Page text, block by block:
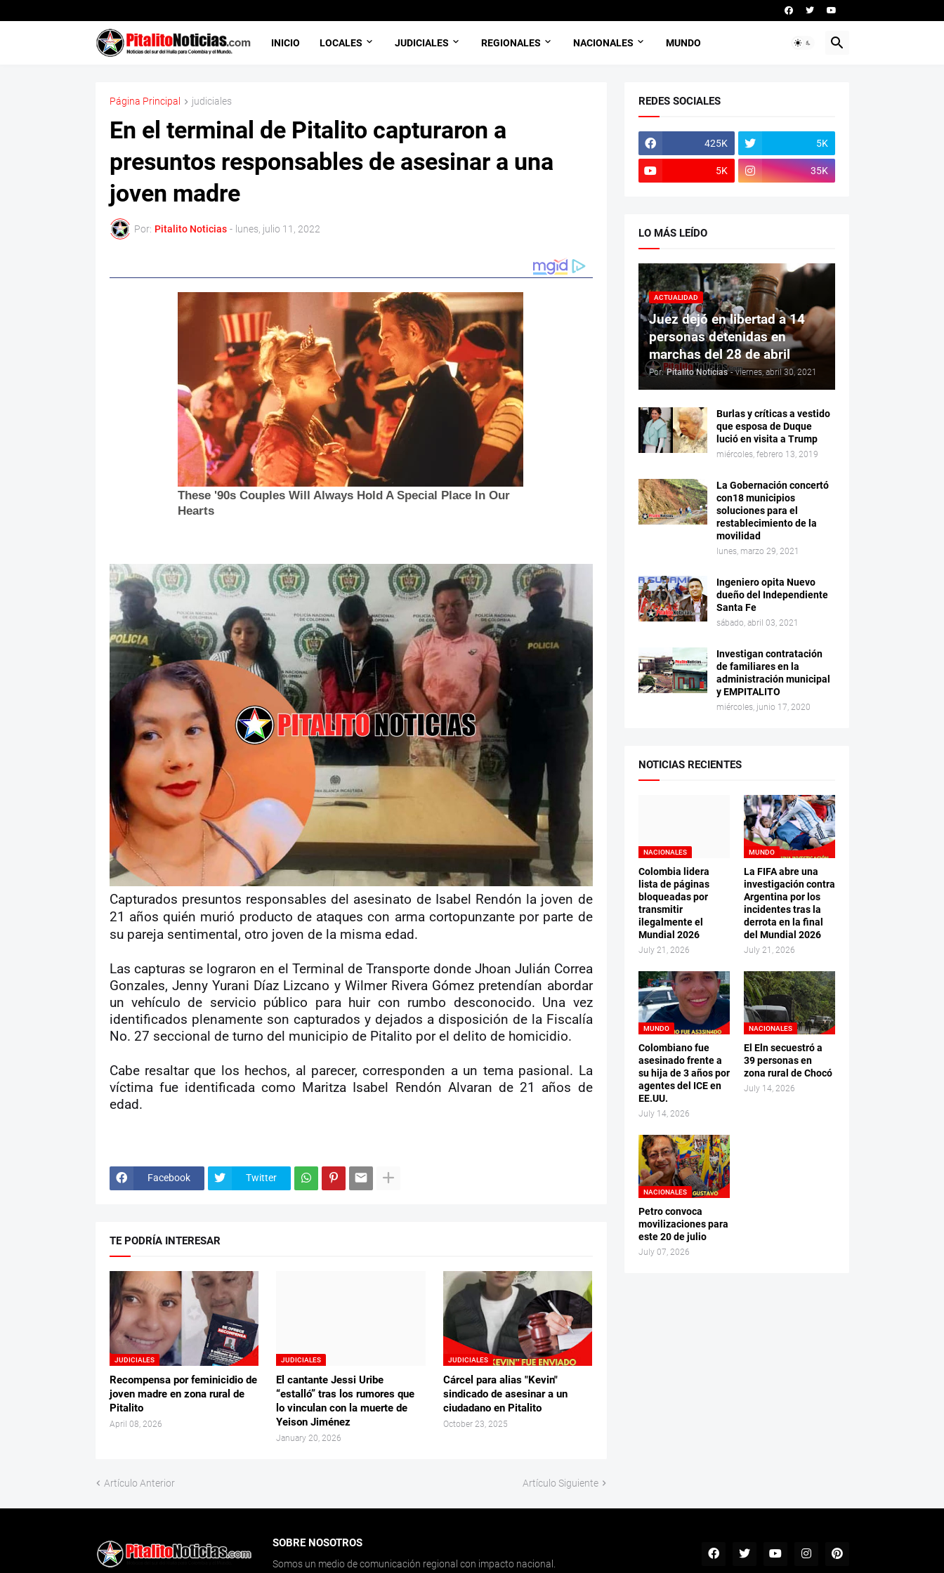
INICIO LOCALES JUDICIALES REGIONALES NACIONALES MUNDO
Página Principal judiciales
En el terminal de Pitalito capturaron a
presuntos responsables de asesinar a una
joven madre
Por: Pitalito Noticias - lunes, julio 11, 2022
Capturados presuntos responsables del asesinato de Isabel Rendón la joven de
21 años quién murió producto de ataques con arma cortopunzante por parte de
su pareja sentimental, otro joven de la misma edad.
Las capturas se lograron en el Terminal de Transporte donde Jhoan Julián Correa
Gonzales, Jenny Yurani Díaz Lizcano y Wilmer Rivera Gómez pretendían abordar
un vehículo de servicio público para huir con rumbo desconocido. Una vez
identificados plenamente son capturados y dejados a disposición de la Fiscalía
No. 27 seccional de turno del municipio de Pitalito por el delito de homicidio.
Cabe resaltar que los hechos, al parecer, corresponden a un tema pasional. La
víctima fue identificada como Maritza Isabel Rendón Alvaran de 21 años de
edad.
Facebook Twitter
TE PODRÍA INTERESAR
JUDICIALES
Recompensa por feminicidio de
joven madre en zona rural de
Pitalito
April 08, 2026
JUDICIALES
El cantante Jessi Uribe
“estalló” tras los rumores que
lo vinculan con la muerte de
Yeison Jiménez
January 20, 2026
JUDICIALES
Cárcel para alias "Kevin"
sindicado de asesinar a un
ciudadano en Pitalito
October 23, 2025
Artículo Anterior Artículo Siguiente
REDES SOCIALES
425K 5K
5K 35K
LO MÁS LEÍDO
ACTUALIDAD
Juez dejó en libertad a 14
personas detenidas en
marchas del 28 de abril
Por: Pitalito Noticias - viernes, abril 30, 2021
Burlas y críticas a vestido
que esposa de Duque
lució en visita a Trump
miércoles, febrero 13, 2019
La Gobernación concertó
con18 municipios
soluciones para el
restablecimiento de la
movilidad
lunes, marzo 29, 2021
Ingeniero opita Nuevo
dueño del Independiente
Santa Fe
sábado, abril 03, 2021
Investigan contratación
de familiares en la
administración municipal
y EMPITALITO
miércoles, junio 17, 2020
NOTICIAS RECIENTES
NACIONALES
Colombia lidera
lista de páginas
bloqueadas por
transmitir
ilegalmente el
Mundial 2026
July 21, 2026
MUNDO
La FIFA abre una
investigación contra
Argentina por los
incidentes tras la
derrota en la final
del Mundial 2026
July 21, 2026
MUNDO
Colombiano fue
asesinado frente a
su hija de 3 años por
agentes del ICE en
EE.UU.
July 14, 2026
NACIONALES
El Eln secuestró a
39 personas en
zona rural de Chocó
July 14, 2026
NACIONALES
Petro convoca
movilizaciones para
este 20 de julio
July 07, 2026
SOBRE NOSOTROS
Somos un medio de comunicación regional con impacto nacional.